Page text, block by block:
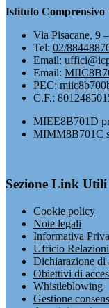
Istituto Comprensivo
Via Pisacane, 9
Tel: 02/
Email:
Email:
PEC:
C.F.:
MIEE8B701D
MIMM8B701C
Sezione Link Utili
Cookie policy
Note legali
Informativa
Ufficio
Dichiarazione di
Obiettivi di
Whistleblowing
Gestione